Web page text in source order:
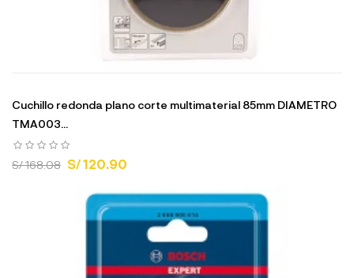
Cuchillo redonda plano corte multimaterial 85mm DIAMETRO
TMA003...
S/ 168.08 S/ 120.90